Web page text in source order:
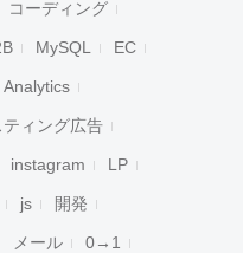
コーディング
MySQL EC
Analytics
ティング広告
instagram LP
js 開発
メール 0→1